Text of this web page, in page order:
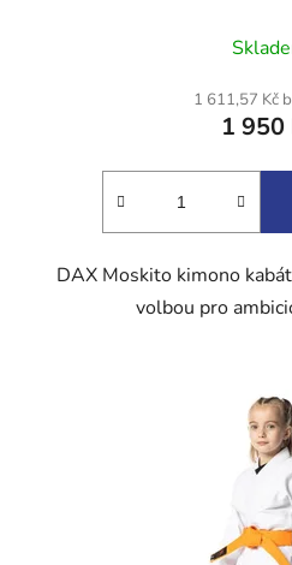
1 611,57 Kč
1 950
DAX Moskito kimono
volbou pro